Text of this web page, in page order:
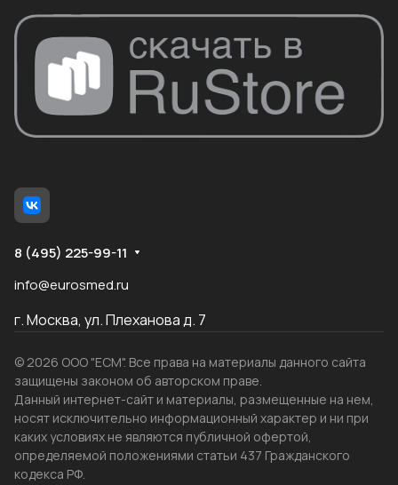
8 (495) 225-99-11
info@eurosmed.ru
г. Москва, ул. Плеханова д. 7
© 2026 ООО "ЕСМ". Все права на материалы данного сайта
защищены законом об авторском праве.
Данный интернет-сайт и материалы, размещенные на нем,
носят исключительно информационный характер и ни при
каких условиях не являются публичной офертой,
определяемой положениями статьи 437 Гражданского
кодекса РФ.